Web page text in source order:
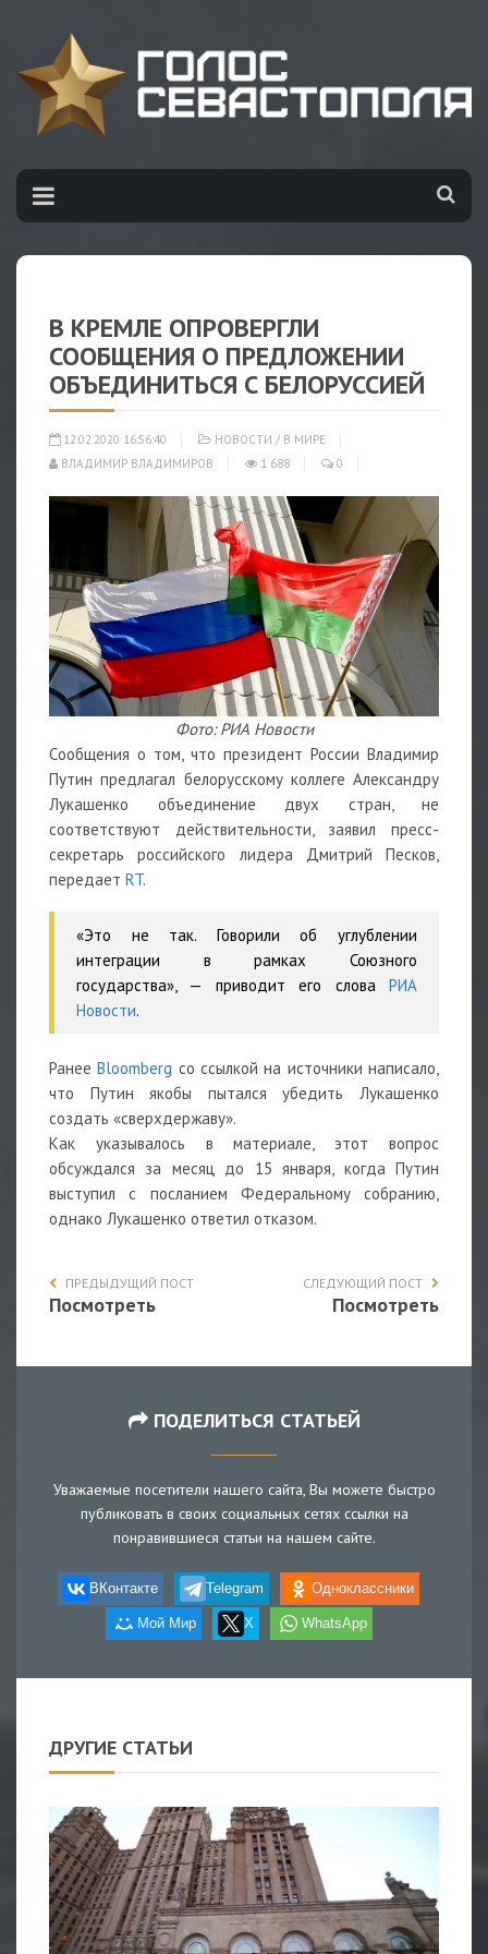
В КРЕМЛЕ ОПРОВЕРГЛИ
СООБЩЕНИЯ О ПРЕДЛОЖЕНИИ
ОБЪЕДИНИТЬСЯ С БЕЛОРУССИЕЙ
12.02.2020 16:56:40 НОВОСТИ / В МИРЕ
ВЛАДИМИР ВЛАДИМИРОВ
1 688 0
Фото: РИА Новости
Сообщения о том, что президент России Владимир
Путин предлагал белорусскому коллеге Александру
Лукашенко объединение двух стран, не
соответствуют действительности, заявил пресс-
секретарь российского лидера Дмитрий Песков,
передает RT.
«Это не так. Говорили об углублении
интеграции в рамках Союзного
государства», — приводит его слова РИА
Новости.
РанееBloomberg со ссылкой на источники написало,
что Путин якобы пытался убедить Лукашенко
создать «сверхдержаву».
Как указывалось в материале, этот вопрос
обсуждался за месяц до 15 января, когда Путин
выступил с посланием Федеральному собранию,
однако Лукашенко ответил отказом.
ПРЕДЫДУЩИЙ ПОСТ
Посмотреть
СЛЕДУЮЩИЙ ПОСТ
Посмотреть
ПОДЕЛИТЬСЯ СТАТЬЕЙ
Уважаемые посетители нашего сайта, Вы можете быстро
публиковать в своих социальных сетях ссылки на
понравившиеся статьи на нашем сайте.
ВКонтакте Telegram Одноклассники
Мой Мир X WhatsApp
ДРУГИЕ СТАТЬИ